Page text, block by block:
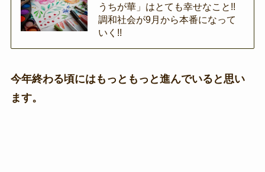
うちが華」はとても幸せなこと!!
調和社会が9月から本番になって
いく!!
今年終わる頃にはもっともっと進んでいると思い
ます。